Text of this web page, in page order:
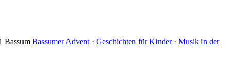
Bassum Bassumer Advent · Geschichten für Kinder· Musik in der